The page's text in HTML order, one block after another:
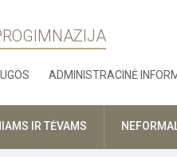
ADMINISTRACINĖ
IR TĖVAMS